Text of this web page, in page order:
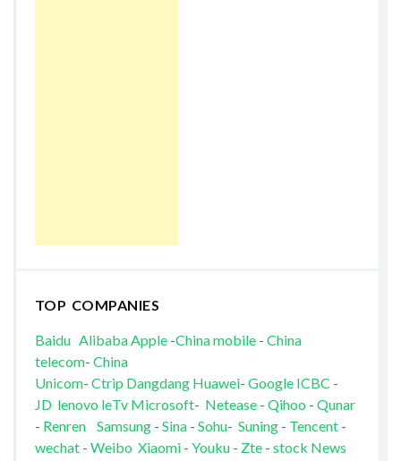
TOP COMPANIES
Baidu AlibabaApple-China mobile- China
telecom- China
Unicom- Ctrip Dangdang Huawei- Google ICBC -
JD lenovo leTv Microsoft- Netease- Qihoo - Qunar
- Renren Samsung- Sina- Sohu- Suning- Tencent-
wechat - Weibo Xiaomi- Youku - Zte- stock News